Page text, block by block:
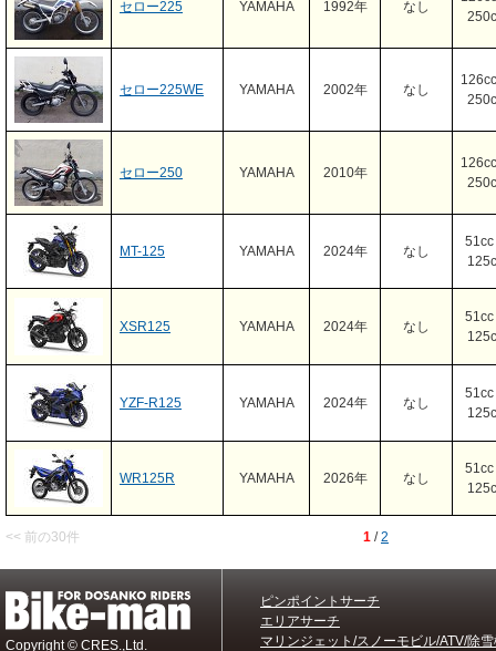
セロー225 YAMAHA 1992年 なし
セロー225WE YAMAHA 2002年 なし
セロー250 YAMAHA 2010年
MT-125 YAMAHA 2024年 なし
51cc
XSR125 YAMAHA 2024年 なし
51cc
YZF-R125 YAMAHA 2024年 なし
51cc
WR125R YAMAHA 2026年 なし
51cc
<< 前の30件 1 /2
Copyright © CRES.,Ltd.
ピンポイントサーチ
エリアサーチ
マリンジェット/スノーモビル/ATV/除